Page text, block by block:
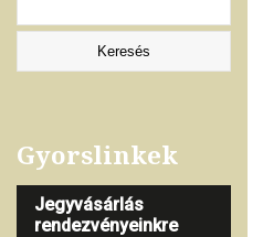
Gyorslinkek
Jegyvásárlás
rendezvényeinkre